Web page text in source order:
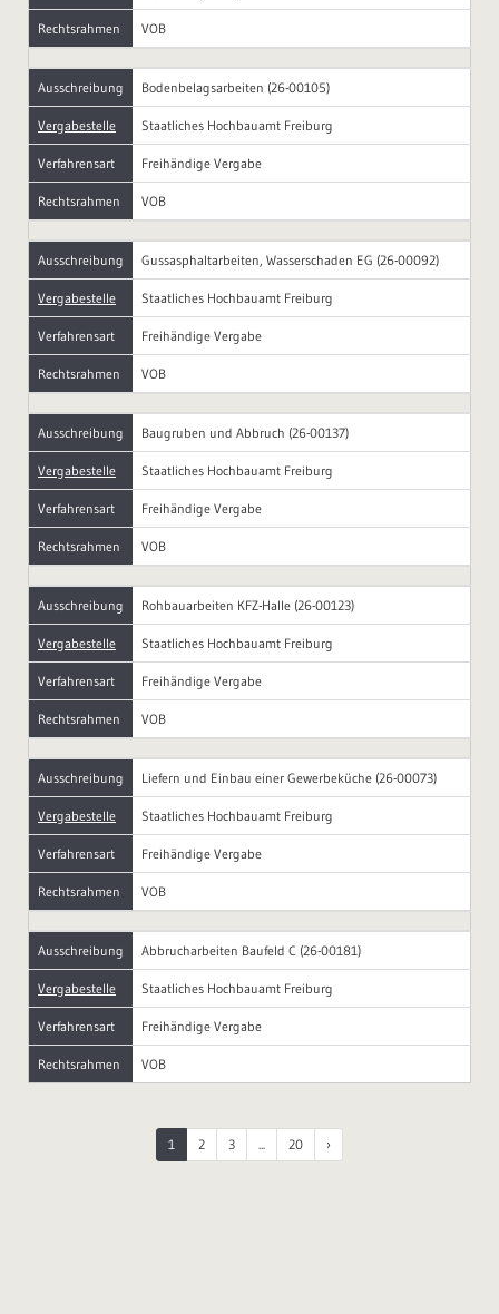
Rechtsrahmen VOB
Ausschreibung Bodenbelagsarbeiten (26-00105)
Vergabestelle Staatliches Hochbauamt Freiburg
Verfahrensart Freihändige Vergabe
Rechtsrahmen VOB
Ausschreibung Gussasphaltarbeiten, Wasserschaden EG (26-00092)
Vergabestelle Staatliches Hochbauamt Freiburg
Verfahrensart Freihändige Vergabe
Rechtsrahmen VOB
Ausschreibung Baugruben und Abbruch (26-00137)
Vergabestelle Staatliches Hochbauamt Freiburg
Verfahrensart Freihändige Vergabe
Rechtsrahmen VOB
Ausschreibung Rohbauarbeiten KFZ-Halle (26-00123)
Vergabestelle Staatliches Hochbauamt Freiburg
Verfahrensart Freihändige Vergabe
Rechtsrahmen VOB
Ausschreibung Liefern und Einbau einer Gewerbeküche (26-00073)
Vergabestelle Staatliches Hochbauamt Freiburg
Verfahrensart Freihändige Vergabe
Rechtsrahmen VOB
Ausschreibung Abbrucharbeiten Baufeld C (26-00181)
Vergabestelle Staatliches Hochbauamt Freiburg
Verfahrensart Freihändige Vergabe
Rechtsrahmen VOB
1 2 3 ... 20 ›